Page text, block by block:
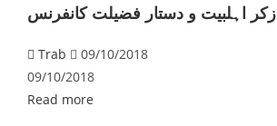
زکر اہلبیت و دستار فضیلت کانفرنس
Trab
09/10/2018
09/10/2018
Read more